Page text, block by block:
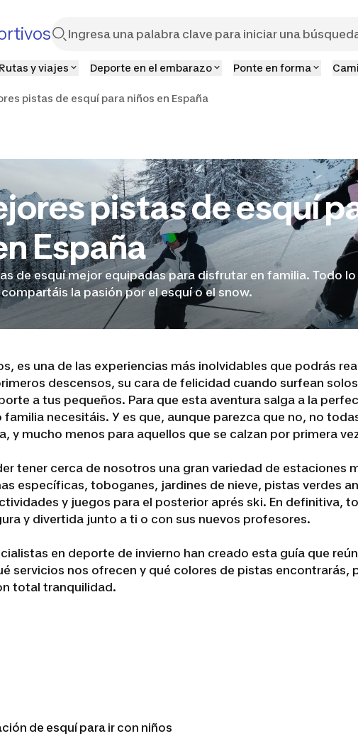
Rutas y viajes Deporte en el embarazo Ponte en forma
pistas de esquí para niños en España
pistas de esquí
España
de esquí mejor equipadas para disfrutar en familia. Todo
la pasión por el esquí o el snow.
es una de las experiencias más inolvidables que podrás
descensos, su cara de felicidad cuando surfean
a tus pequeños. Para que esta aventura salga a la
necesitáis. Y es que, aunque parezca que no, no
y mucho menos para aquellos que se calzan por primera
tener cerca de nosotros una gran variedad de estaciones
específicas, toboganes, jardines de nieve, pistas verdes
y juegos para el posterior aprés ski. En definitiva,
y divertida junto a ti o con sus nuevos profesores.
en deporte de invierno han creado esta guía que
servicios nos ofrecen y qué colores de pistas encontrarás,
total tranquilidad.
de esquí para ir con niños